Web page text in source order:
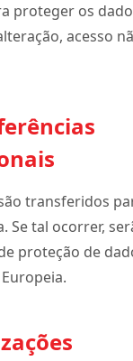
proteger os
acesso
transferidos
Se tal ocorrer,
proteção de